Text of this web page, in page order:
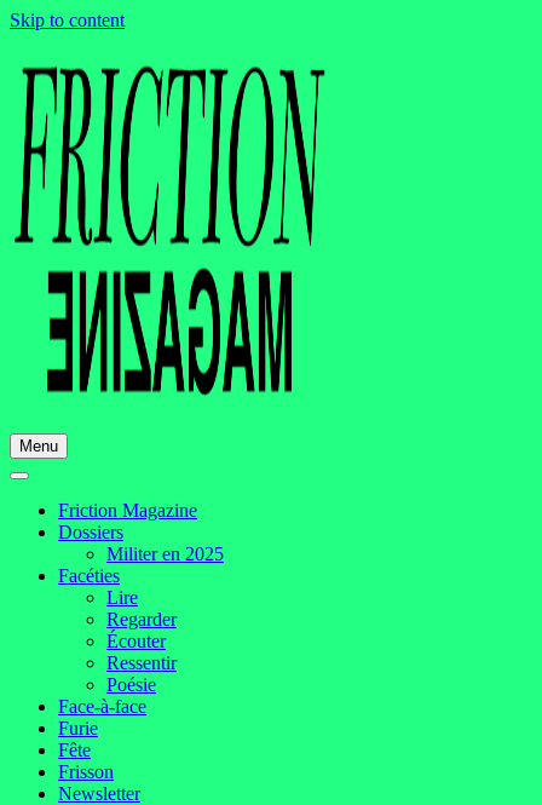
Skip to content
Menu
Friction Magazine
Dossiers
Militer en 2025
Facéties
Lire
Regarder
Écouter
Ressentir
Poésie
Face-à-face
Furie
Fête
Frisson
Newsletter